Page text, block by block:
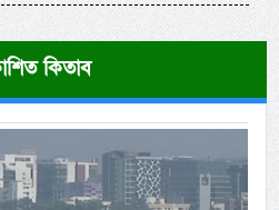
কিতাব